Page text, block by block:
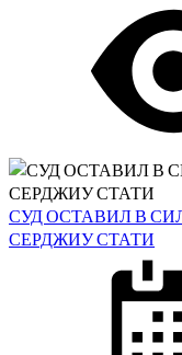
СУД ОСТАВИЛ В
СЕРДЖИУ СТАТИ